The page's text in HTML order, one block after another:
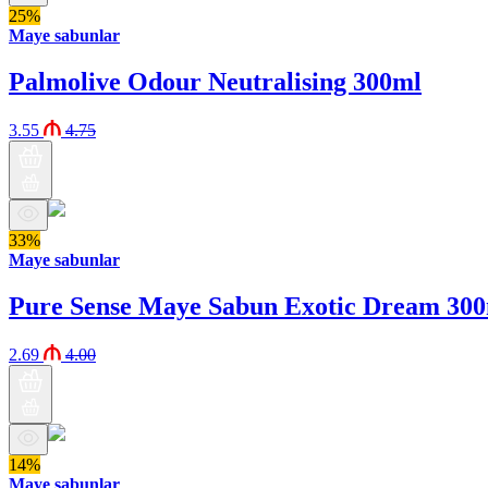
25%
Maye sabunlar
Palmolive Odour Neutralising 300ml
3.55 4.75
33%
Maye sabunlar
Pure Sense Maye Sabun Exotic Dream
2.69 4.00
14%
Maye sabunlar